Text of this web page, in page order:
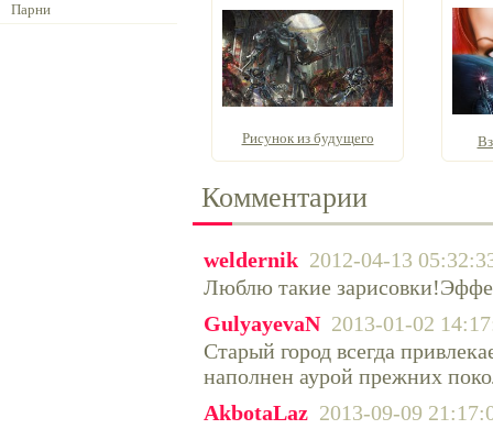
Парни
Рисунок из будущего
Комментарии
weldernik 2012-04-13
Люблю такие
GulyayevaN 2013-01-02
Старый город всегда
наполнен аурой прежних
AkbotaLaz 2013-09-09